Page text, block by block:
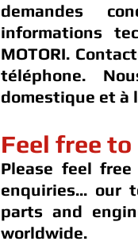
demandes
informations
MOTORI.
téléphone.
domestique et à
Feel free
Please feel
enquiries... our
parts and
worldwide.